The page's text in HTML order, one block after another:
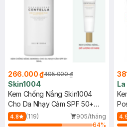
266.000 ₫495.000 ₫
Skin1004
Kem Chống Nắng Skin1004
Cho Da Nhạy Cảm SPF 50+
50ml
4.8 (119)
905/tháng
64%